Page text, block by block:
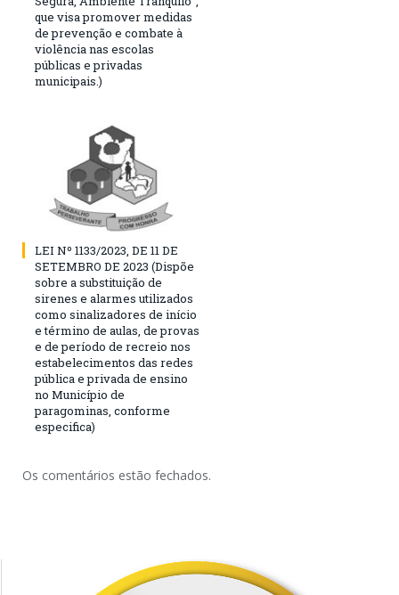
que visa promover medidas
de prevenção e combate à
violência nas escolas
públicas e privadas
municipais.)
LEI Nº 1133/2023, DE 11 DE
SETEMBRO DE 2023 (Dispõe
sobre a substituição de
sirenes e alarmes utilizados
como sinalizadores de início
e término de aulas, de provas
e de período de recreio nos
estabelecimentos das redes
pública e privada de ensino
no Município de
paragominas, conforme
especifica)
Os comentários estão fechados.